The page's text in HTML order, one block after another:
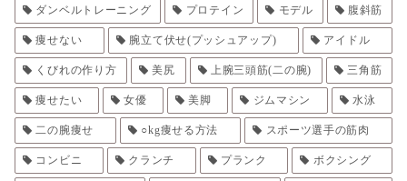
ダンベルトレーニング プロテイン モデル 腹斜筋
痩せない 腕立て伏せ(プッシュアップ) アイドル
くびれの作り方 美尻 上腕三頭筋(二の腕) 三角筋
痩せたい 女優 美脚 ジムマシン 水泳
二の腕痩せ ○kg痩せる方法 スポーツ選手の筋肉
コンビニ クランチ プランク ボクシング